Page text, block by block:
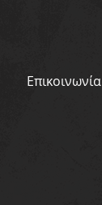
Επικοινωνία